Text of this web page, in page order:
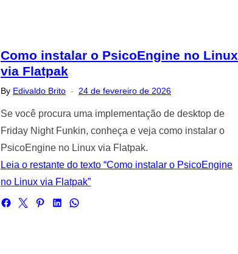
Como instalar o PsicoEngine no Linux
via Flatpak
By Edivaldo Brito
Posted
24 de fevereiro de 2026
Se você procura uma implementação de desktop de
Friday Night Funkin, conheça e veja como instalar o
PsicoEngine no Linux via Flatpak.
Leia o restante do texto “Como instalar o PsicoEngine
no Linux via Flatpak”